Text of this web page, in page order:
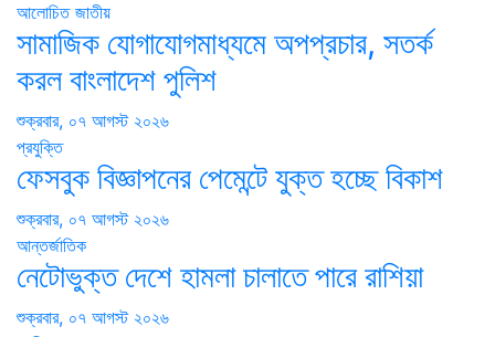
আলোচিত জাতীয়
সামাজিক যোগাযোগমাধ্যমে অপপ্রচার, সতর্ক
করল বাংলাদেশ পুলিশ
শুক্রবার, ০৭ আগস্ট ২০২৬
প্রযুক্তি
ফেসবুক বিজ্ঞাপনের পেমেন্টে যুক্ত হচ্ছে বিকাশ
শুক্রবার, ০৭ আগস্ট ২০২৬
আন্তর্জাতিক
নেটোভুক্ত দেশে হামলা চালাতে পারে রাশিয়া
শুক্রবার, ০৭ আগস্ট ২০২৬